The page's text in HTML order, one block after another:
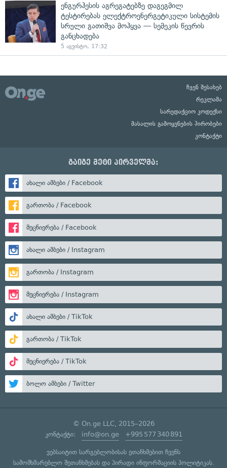
ენგურჰესის აგრეგატებზე დაგეგმილ
ტესტირებას ელექტროენერგეტიკული სისტემის
სრული გათიშვა მოჰყვა — სემეკის წევრის
განცხადება
5 აგვისტო, 17:32
ჩვენ შესახებ
რეკლამა
სარედაქციო კოდექსი
მასალის გამოყენების პირობები
კონტაქტი
გაიგე მეტი პირველმა:
ახალი ამბები / Facebook
გართობა / Facebook
მეცნიერება / Facebook
ახალი ამბები / Instagram
გართობა / Instagram
მეცნიერება / Instagram
ახალი ამბები / TikTok
გართობა / TikTok
მეცნიერება / TikTok
ბოლო ამბები / Twitter
© On.ge LLC, 2015–2026
კონტაქტი: info@on.ge +995 577 340 891
ვებსაიტით სარგებლობისას ეთანხმებით ჩვენს
სამომხმარებლო შეთანხმებასდა პირადი ინფორმაციის პოლიტიკას.